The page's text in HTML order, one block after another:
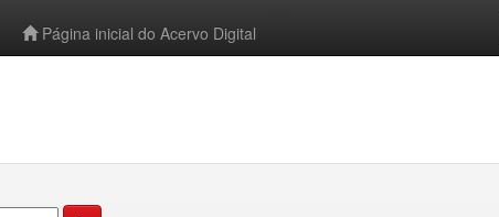
Página inicial do Acervo Digital